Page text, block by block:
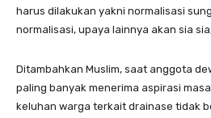
harus dilakukan yakni normalisasi
normalisasi, upaya lainnya akan sia
Ditambahkan Muslim, saat anggota
paling banyak menerima aspirasi
keluhan warga terkait drainase tidak